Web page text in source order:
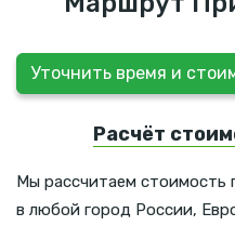
Уточнить время и
Расчёт
Мы рассчитаем стоимость
в любой город России,